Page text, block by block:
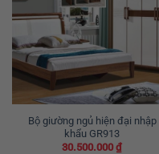
Bộ giường ngủ hiện đại nhập
khẩu GR913
30.500.000 ₫